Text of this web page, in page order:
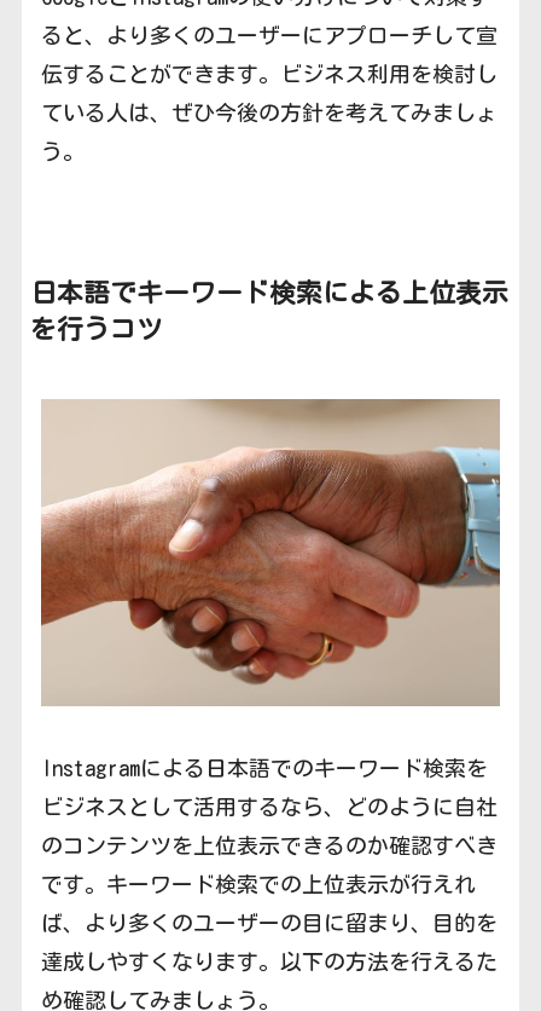
ると、より多くのユーザーにアプローチして宣
伝することができます。ビジネス利用を検討し
ている人は、ぜひ今後の方針を考えてみましょ
う。
日本語でキーワード検索による上位表示
を行うコツ
Instagramによる日本語でのキーワード検索を
ビジネスとして活用するなら、どのように自社
のコンテンツを上位表示できるのか確認すべき
です。キーワード検索での上位表示が行えれ
ば、より多くのユーザーの目に留まり、目的を
達成しやすくなります。以下の方法を行えるた
め確認してみましょう。